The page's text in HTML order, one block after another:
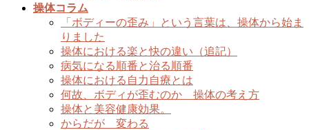
操体コラム
「ボディーの歪み」という言葉は、操体から始ま
りました
操体における楽と快の違い（追記）
病気になる順番と治る順番
操体における自力自療とは
何故、ボディが歪むのか 操体の考え方
操体と美容健康効果。
からだが 変わる